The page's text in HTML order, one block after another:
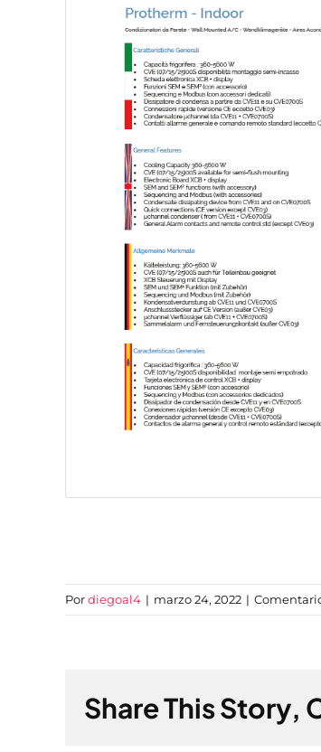
Pordiegoal4 | marzo 24, 2022 |
Share This Story,